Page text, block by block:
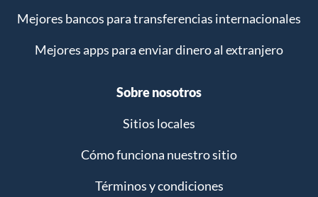
Mejores bancos para transferencias internacionales
Mejores apps para enviar dinero al extranjero
Sobre nosotros
Sitios locales
Cómo funciona nuestro sitio
Términos y condiciones